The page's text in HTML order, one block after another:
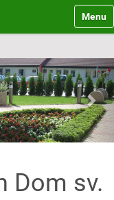
N
e
x
t
Dom sv.